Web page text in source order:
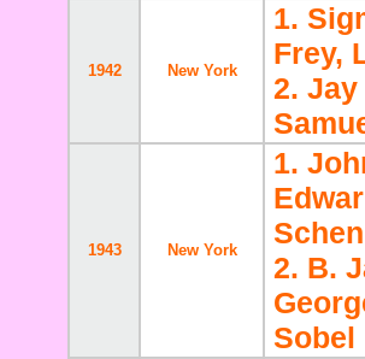
1942 New York
1.
Frey,
2.
1943 New York
1.
2. B.
Sobel